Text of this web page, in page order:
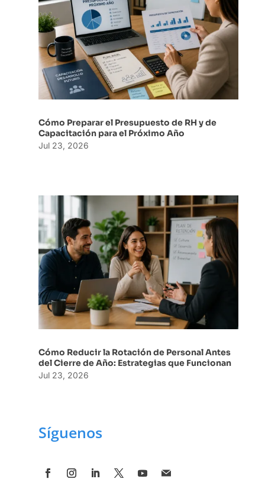
Cómo Preparar el Presupuesto de RH y de
Capacitación para el Próximo Año
Jul 23, 2026
Cómo Reducir la Rotación de Personal Antes
del Cierre de Año: Estrategias que Funcionan
Jul 23, 2026
Síguenos